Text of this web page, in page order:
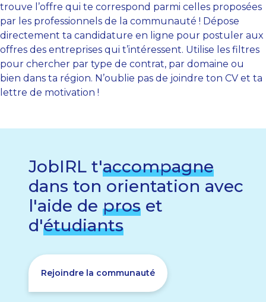
trouve l’offre qui te correspond parmi celles proposées
par les professionnels de la communauté ! Dépose
directement ta candidature en ligne pour postuler aux
offres des entreprises qui t’intéressent. Utilise les filtres
pour chercher par type de contrat, par domaine ou
bien dans ta région. N’oublie pas de joindre ton CV et ta
lettre de motivation !
JobIRL t'accompagne
dans ton orientation avec
l'aide de pros et
d'étudiants
Rejoindre la communauté